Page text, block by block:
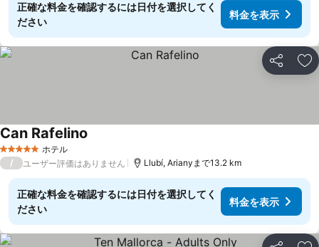
正確な料金を確認するには日付を選択してく
ださい
料金を表示
シェア お
5 ホテルのランク
ホテル
Can Rafelino
/ ユーザー評価はありません Llubí, Arianyまで13.2 km
正確な料金を確認するには日付を選択してく
ださい
料金を表示